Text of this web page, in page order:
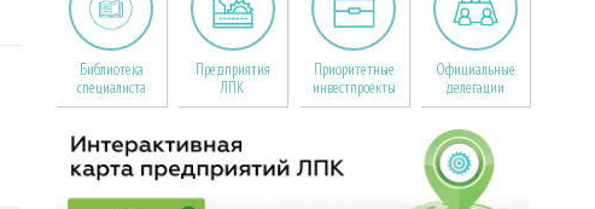
Библиотека
специалиста
Предприятия
ЛПК
Приоритетные
инвестпроекты
Официальные
делегации